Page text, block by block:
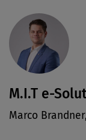
M.I.T e-
Marco